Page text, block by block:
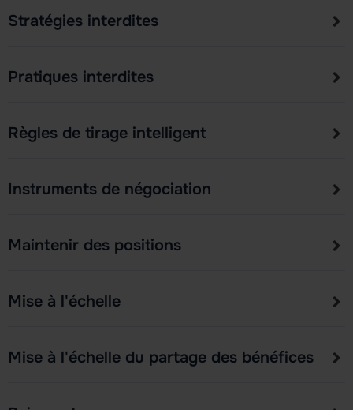
Stratégies interdites
Pratiques interdites
Règles de tirage intelligent
Instruments de négociation
Maintenir des positions
Mise à l'échelle
Mise à l'échelle du partage des bénéfices